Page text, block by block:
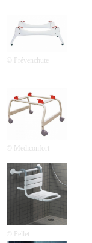
© Prévenchute
© Mediconfort
© Pellet